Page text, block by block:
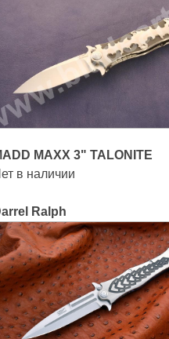
MAXX 3" TALONITE
в наличии
Ralph